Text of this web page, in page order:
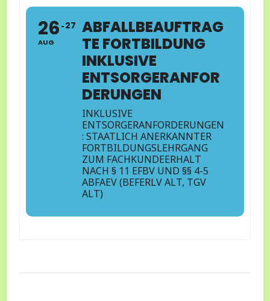
26
AUG
27 ABFALLBEAUFTRAG
TE FORTBILDUNG
INKLUSIVE
ENTSORGERANFOR
DERUNGEN
INKLUSIVE
ENTSORGERANFORDERUNGEN
: STAATLICH ANERKANNTER
FORTBILDUNGSLEHRGANG
ZUM FACHKUNDEERHALT
NACH § 11 EFBV UND §§ 4-5
ABFAEV (BEFERLV ALT, TGV
ALT)